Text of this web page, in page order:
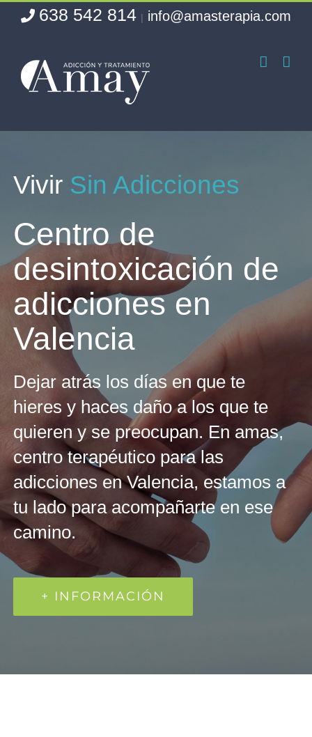
Saltar
contenido
638 542 814 | info@amasterapia.com
Vivir Sin Adicciones
Centro de
desintoxicación de
adicciones en
Valencia
Dejar atrás los días en que te
hieres y haces daño a los que te
quieren y se preocupan. En amas,
centro terapéutico para las
adicciones en Valencia, estamos a
tu lado para acompañarte en ese
camino.
+ INFORMACIÓN